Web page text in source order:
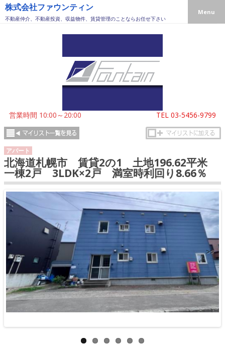
株式会社ファウンティン
不動産仲介、不動産投資、収益物件、賃貸管理のことならお任せ下さい
営業時間 10:00～20:00 TEL 03-5456-9799
Menu
アパート
北海道札幌市 賃貸2の1 土地196.62平米
一棟2戸 3LDK×2戸 満室時利回り8.66％
>>